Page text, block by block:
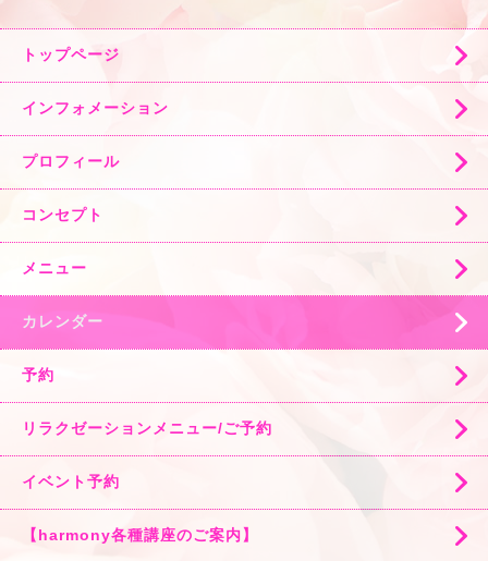
トップページ
インフォメーション
プロフィール
コンセプト
メニュー
カレンダー
予約
リラクゼーションメニュー/ご予約
イベント予約
【harmony各種講座のご案内】